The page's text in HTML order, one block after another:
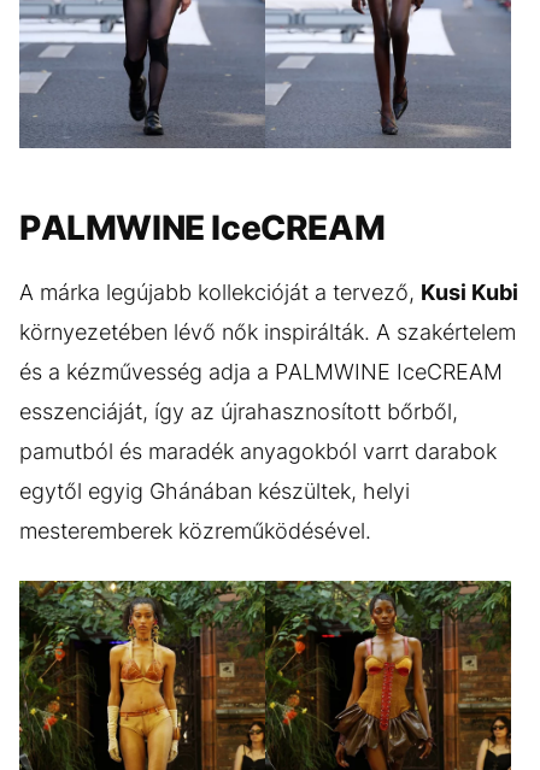
PALMWINE IceCREAM
A márka legújabb kollekcióját a tervező, Kusi Kubi
környezetében lévő nők inspirálták. A szakértelem
és a kézművesség adja a PALMWINE IceCREAM
esszenciáját, így az újrahasznosított bőrből,
pamutból és maradék anyagokból varrt darabok
egytől egyig Ghánában készültek, helyi
mesteremberek közreműködésével.